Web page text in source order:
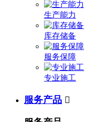
生产能力
库存储备
服务保障
专业施工
服务产品 